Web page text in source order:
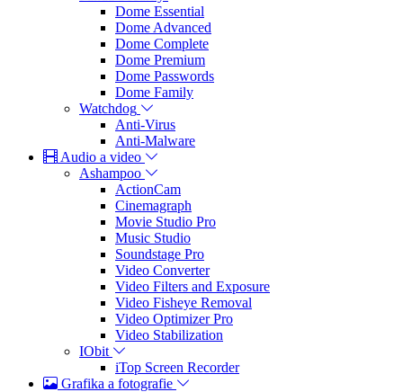
Dome Essential
Dome Advanced
Dome Complete
Dome Premium
Dome Passwords
Dome Family
Watchdog
Anti-Virus
Anti-Malware
Audio a video
Ashampoo
ActionCam
Cinemagraph
Movie Studio Pro
Music Studio
Soundstage Pro
Video Converter
Video Filters and Exposure
Video Fisheye Removal
Video Optimizer Pro
Video Stabilization
IObit
iTop Screen Recorder
Grafika a fotografie